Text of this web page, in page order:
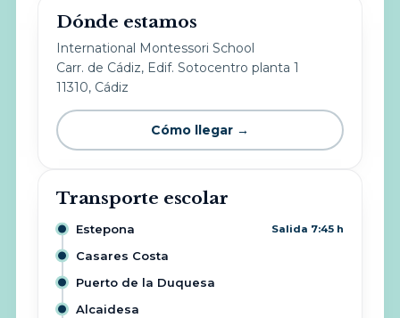
Dónde estamos
International Montessori School
Carr. de Cádiz, Edif. Sotocentro planta 1
11310, Cádiz
Cómo llegar →
Transporte escolar
Estepona Salida 7:45 h
Casares Costa
Puerto de la Duquesa
Alcaidesa